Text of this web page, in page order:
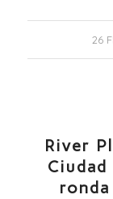
26
River